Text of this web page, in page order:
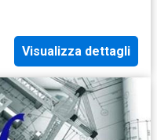
Visualizza dettagli